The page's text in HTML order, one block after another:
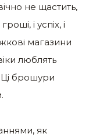
не щастить,
і успіх, і
магазини
люблять
Ці брошури
як